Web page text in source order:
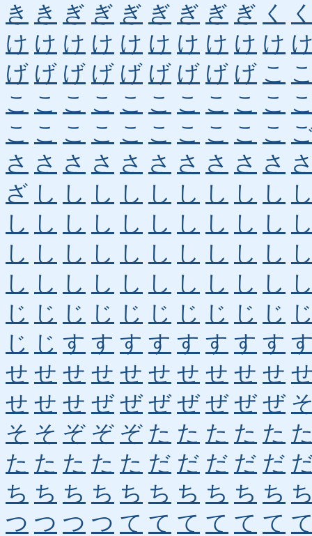
き き ぎ ぎ ぎ ぎ ぎ ぎ ぎ く
け け け け け け け け け け
げ げ げ げ げ げ げ げ げ こ
こ こ こ こ こ こ こ こ こ こ
こ こ こ こ こ こ こ こ こ こ
さ さ さ さ さ さ さ さ さ さ
ざ し し し し し し し し し
し し し し し し し し し し
し し し し し し し し し し
し し し し し し し し し し
じ じ じ じ じ じ じ じ じ じ
じ じ す す す す す す す す
せ せ せ せ せ せ せ せ せ せ
せ せ せ ぜ ぜ ぜ ぜ ぜ ぜ ぜ
そ そ ぞ ぞ ぞ た た た た た
た た た た た だ だ だ だ だ
ち ち ち ち ち ち ち ち ち ち
つ つ つ つ て て て て て て